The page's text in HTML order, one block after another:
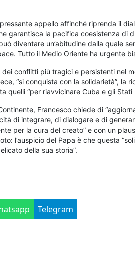
appello affinché riprenda il
garantisca la pacifica coesistenza di
diventare un’abitudine dalla quale
Tutto il Medio Oriente ha urgente
conflitti più tragici e persistenti nel
“si conquista con la solidarietà”,
quelli “per riavvicinare Cuba e gli
Francesco chiede di
di integrare, di dialogare e di
per la cura del creato” e con un
l’auspicio del Papa è che questa
della sua storia”.
Telegram